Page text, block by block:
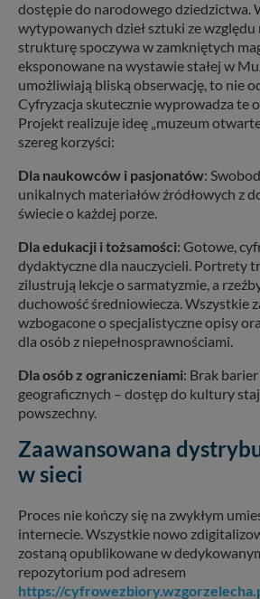
dostępie do narodowego dziedzictwa.
wytypowanych dzieł sztuki ze
strukturę spoczywa w zamkniętych
eksponowane na wystawie stałej w
umożliwiają bliską obserwację, to nie
Cyfryzacja skutecznie wyprowadza te
Projekt realizuje ideę „muzeum
szereg korzyści:
Dla naukowców i pasjonatów:
unikalnych materiałów źródłowych z
świecie o każdej porze.
Dla edukacji i tożsamości: Gotowe,
dydaktyczne dla nauczycieli. Portrety
zilustrują lekcje o sarmatyzmie, a
duchowość średniowiecza. Wszystkie
wzbogacone o specjalistyczne opisy
dla osób z niepełnosprawnościami.
Dla osób z ograniczeniami: Brak
geograficznych – dostęp do kultury
powszechny.
Zaawansowana
w sieci
Proces nie kończy się na zwykłym
internecie. Wszystkie nowo
zostaną opublikowane w
repozytorium pod adresem
https://